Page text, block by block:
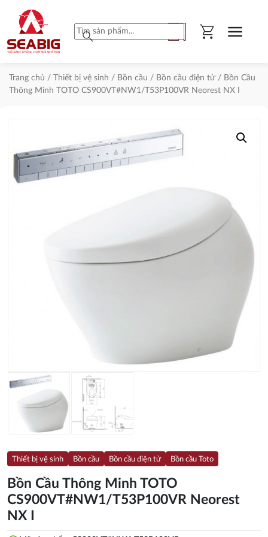
search shopping_cart menu
Trang chủ / Thiết bị vệ sinh / Bồn cầu / Bồn cầu điện tử / Bồn Cầu
Thông Minh TOTO CS900VT#NW1/T53P100VR Neorest NX I
Thiết bị vệ sinh Bồn cầu Bồn cầu điện tử Bồn cầu Toto
Bồn Cầu Thông Minh TOTO
CS900VT#NW1/T53P100VR Neorest
NX I